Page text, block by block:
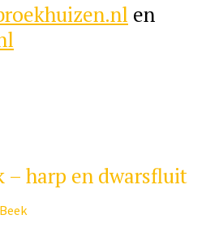
en
– harp en dwarsfluit